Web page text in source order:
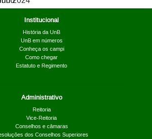
Institucional
História da UnB
UnB em números
Conheça os campi
Como chegar
Estatuto e Regimento
Administrativo
Reitoria
Vice-Reitoria
Conselhos e câmaras
dos Conselhos Superiores